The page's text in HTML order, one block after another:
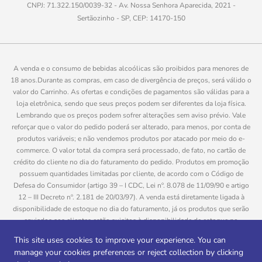
This site uses cookies to improve your experience. You can
manage your cookies preferences or reject collection by clicking
As bebidas e os drinks são tão diversos quanto a cultura que nos
rodeia. Enquanto a cerveja gelada é a rainha das mesas de praia e
toque tropical aos momentos descontraídos.
Para quem prefere um brinde mais elegante, o champanhe e os
vinhos branco e tinto são escolhas sofisticadas para os dias
ensolarados. Não podemos esquecer dos destilados, como vodka,
tequila, whisky, conhaque e gin, que são bastante consumidos no
país e rendem coquetéis deliciosos.
Agora que você já sabe o que consumir nessa estação, faça suas
compras na
Savegnago ! Esperamos vocês com um hortifruti
repleto de frescor e variedades!
CNPJ: 71.322.150/0039-32 - Av. Nossa Senhora Aparecida, 2021 -
Sertãozinho - SP, CEP: 14170-150
A venda e o consumo de bebidas alcoólicas são proibidos para menores de
18 anos.Durante as compras, em caso de divergência de preços, será válido o
valor do Carrinho. As ofertas e condições de pagamentos são válidas para a
loja eletrônica, sendo que seus preços podem ser diferentes da loja física.
Lembrando que os preços podem sofrer alterações sem aviso prévio. Vale
reforçar que o valor do pedido poderá ser alterado, para menos, por conta de
produtos variáveis; e não vendemos produtos por atacado por meio do e-
commerce. O valor total da compra será processado, de fato, no cartão de
crédito do cliente no dia do faturamento do pedido. Produtos em promoção
possuem quantidades limitadas por cliente, de acordo com o Código de
Defesa do Consumidor (artigo 39 – I CDC, Lei nº. 8.078 de 11/09/90 e artigo
12 – III Decreto nº. 2.181 de 20/03/97). A venda está diretamente ligada à
disponibilidade de estoque no dia do faturamento, já os produtos que serão
enviados aos clientes estão sujeitos à disponibilidade de estoque no
cliente, este não será entregue e o valor do item não será cobrado. As fotos
dos produtos no site são ilustrativas, podendo haver divergência com o